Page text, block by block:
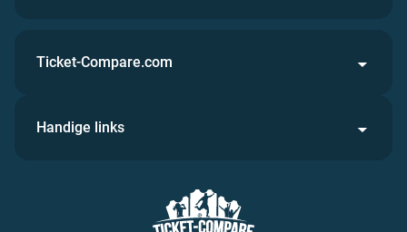
Ticket-Compare.com
Handige links